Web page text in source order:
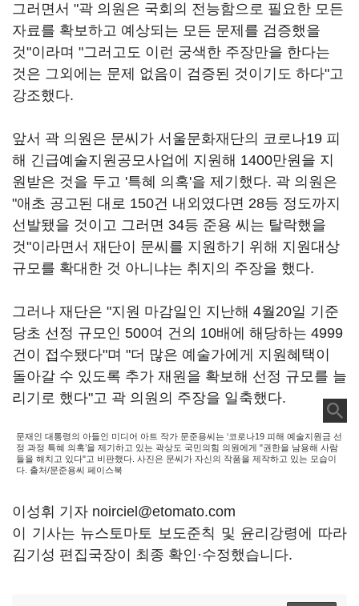
그러면서 "곽 의원은 국회의 전능함으로 필요한 모든
자료를 확보하고 예상되는 모든 문제를 검증했을
것"이라며 "그러고도 이런 궁색한 주장만을 한다는
것은 그외에는 문제 없음이 검증된 것이기도 하다"고
강조했다.
앞서 곽 의원은 문씨가 서울문화재단의 코로나19 피
해 긴급예술지원공모사업에 지원해 1400만원을 지
원받은 것을 두고 '특혜 의혹'을 제기했다. 곽 의원은
"애초 공고된 대로 150건 내외였다면 28등 정도까지
선발됐을 것이고 그러면 34등 준용 씨는 탈락했을
것"이라면서 재단이 문씨를 지원하기 위해 지원대상
규모를 확대한 것 아니냐는 취지의 주장을 했다.
그러나 재단은 "지원 마감일인 지난해 4월20일 기준
당초 선정 규모인 500여 건의 10배에 해당하는 4999
건이 접수됐다"며 "더 많은 예술가에게 지원혜택이
돌아갈 수 있도록 추가 재원을 확보해 선정 규모를 늘
리기로 했다"고 곽 의원의 주장을 일축했다.
문재인 대통령의 아들인 미디어 아트 작가 문준용씨는 ‘코로나19 피해 예술지원금 선
정 과정 특혜 의혹’을 제기하고 있는 곽상도 국민의힘 의원에게 "권한을 남용해 사람
들을 해치고 있다"고 비판했다. 사진은 문씨가 자신의 작품을 제작하고 있는 모습이
다. 출처/문준용씨 페이스북
이성휘 기자 noirciel@etomato.com
이 기사는 뉴스토마토 보도준칙 및 윤리강령에 따라
김기성 편집국장이 최종 확인·수정했습니다.